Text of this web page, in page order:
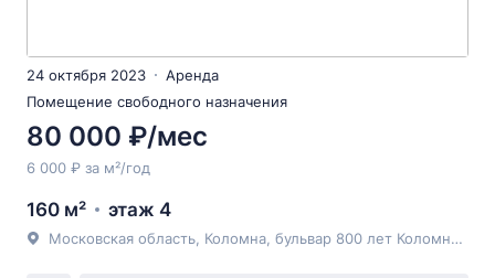
24 октября 2023
Аренда
Помещение свободного назначения
80 000 ₽/мес
6 000 ₽ за м²/год
160 м² этаж 4
Московская область, Коломна, бульвар 800 лет Коломны, 14